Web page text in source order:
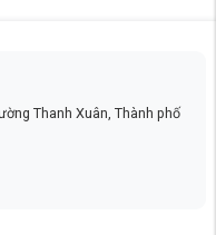
Thanh Xuân, Thành phố